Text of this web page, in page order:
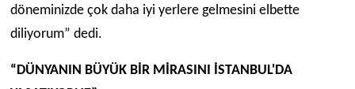
döneminizde çok daha iyi yerlere gelmesini elbette
diliyorum” dedi.
“DÜNYANIN BÜYÜK BİR MİRASINI İSTANBUL'DA